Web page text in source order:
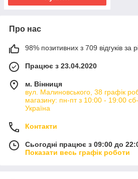
Про нас
98% позитивних з 709 відгуків за
Працює з 23.04.2020
м. Вінниця
вул. Малиновського, 38 графік
магазину: пн-пт з 10:00 - 19:00
Україна
Контакти
Сьогодні працює з 09:00 до
Показати весь графік роботи